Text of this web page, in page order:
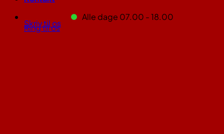
Alle dage 07.00 - 18.00
Ring til os
Skriv til os